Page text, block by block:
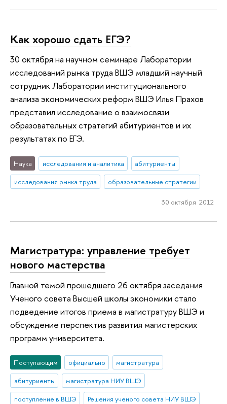
Как хорошо сдать ЕГЭ?
30 октября на научном семинаре Лаборатории
исследований рынка труда ВШЭ младший научный
сотрудник Лаборатории институционального
анализа экономических реформ ВШЭ Илья Прахов
представил исследование о взаимосвязи
образовательных стратегий абитуриентов и их
результатах по ЕГЭ.
Наука исследования и аналитика
абитуриенты
исследования рынка труда
образовательные стратегии
30 октября 2012
Магистратура: управление требует
нового мастерства
Главной темой прошедшего 26 октября заседания
Ученого совета Высшей школы экономики стало
подведение итогов приема в магистратуру ВШЭ и
обсуждение перспектив развития магистерских
программ университета.
Поступающим официально
магистратура
абитуриенты
магистратура НИУ ВШЭ
поступление в ВШЭ
Решения ученого совета НИУ ВШЭ